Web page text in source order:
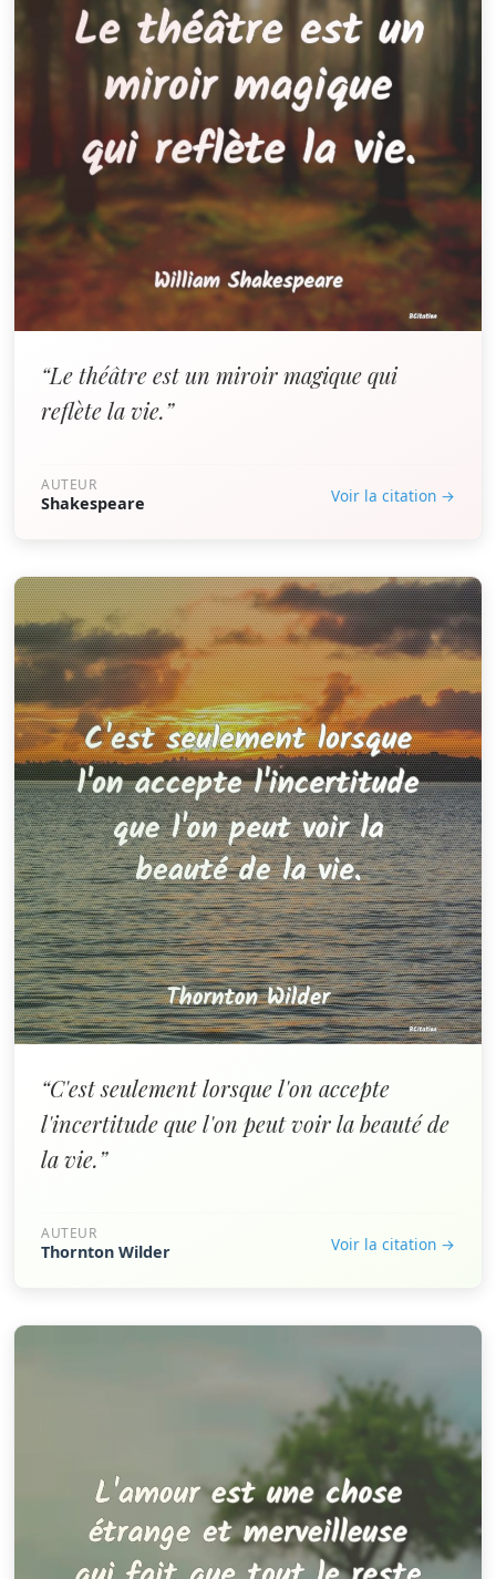
“Le théâtre est un miroir magique qui
reflète la vie.”
AUTEUR
Shakespeare Voir la citation →
“C'est seulement lorsque l'on accepte
l'incertitude que l'on peut voir la beauté de
la vie.”
AUTEUR
Thornton Wilder Voir la citation →